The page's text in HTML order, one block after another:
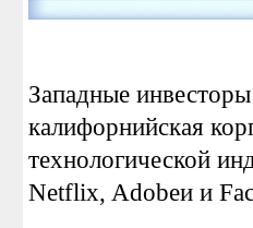
Западные
калифорнийская
технологической
Netflix, Adobeи и